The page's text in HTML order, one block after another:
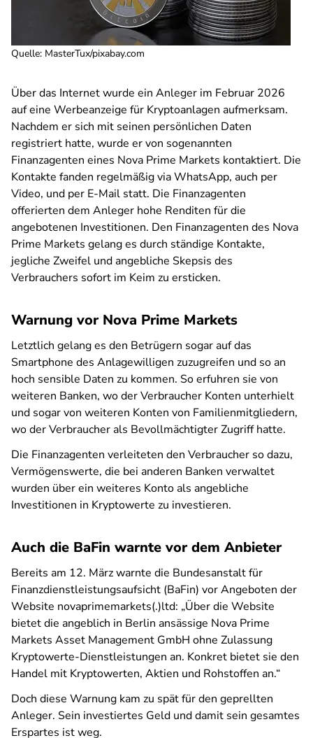
Quelle: MasterTux/pixabay.com
Über das Internet wurde ein Anleger im Februar 2026
auf eine Werbeanzeige für Kryptoanlagen aufmerksam.
Nachdem er sich mit seinen persönlichen Daten
registriert hatte, wurde er von sogenannten
Finanzagenten eines Nova Prime Markets kontaktiert. Die
Kontakte fanden regelmäßig via WhatsApp, auch per
Video, und per E-Mail statt. Die Finanzagenten
offerierten dem Anleger hohe Renditen für die
angebotenen Investitionen. Den Finanzagenten des Nova
Prime Markets gelang es durch ständige Kontakte,
jegliche Zweifel und angebliche Skepsis des
Verbrauchers sofort im Keim zu ersticken.
Warnung vor Nova Prime Markets
Letztlich gelang es den Betrügern sogar auf das
Smartphone des Anlagewilligen zuzugreifen und so an
hoch sensible Daten zu kommen. So erfuhren sie von
weiteren Banken, wo der Verbraucher Konten unterhielt
und sogar von weiteren Konten von Familienmitgliedern,
wo der Verbraucher als Bevollmächtigter Zugriff hatte.
Die Finanzagenten verleiteten den Verbraucher so dazu,
Vermögenswerte, die bei anderen Banken verwaltet
wurden über ein weiteres Konto als angebliche
Investitionen in Kryptowerte zu investieren.
Auch die BaFin warnte vor dem Anbieter
Bereits am 12. Märzwarnte die Bundesanstalt für
Finanzdienstleistungsaufsicht (BaFin) vor Angeboten der
Website novaprimemarkets(.)ltd: „Über die Website
bietet die angeblich in Berlin ansässige Nova Prime
Markets Asset Management GmbH ohne Zulassung
Kryptowerte-Dienstleistungen an. Konkret bietet sie den
Handel mit Kryptowerten, Aktien und Rohstoffen an.“
Doch diese Warnung kam zu spät für den geprellten
Anleger. Sein investiertes Geld und damit sein gesamtes
Erspartes ist weg.